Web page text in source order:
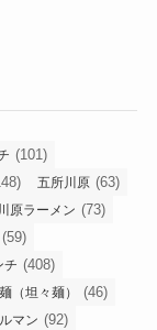
(101)
五所川原 (63)
原ラーメン (73)
(59)
チ (408)
（坦々麺） (46)
マン (92)